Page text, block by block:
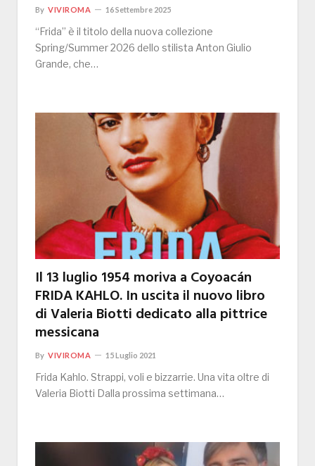
By VIVIROMA 16 Settembre 2025
“Frida” è il titolo della nuova collezione
Spring/Summer 2026 dello stilista Anton Giulio
Grande, che…
Il 13 luglio 1954 moriva a Coyoacán
FRIDA KAHLO. In uscita il nuovo libro
di Valeria Biotti dedicato alla pittrice
messicana
By VIVIROMA 15 Luglio 2021
Frida Kahlo. Strappi, voli e bizzarrie. Una vita oltre di
Valeria Biotti Dalla prossima settimana…